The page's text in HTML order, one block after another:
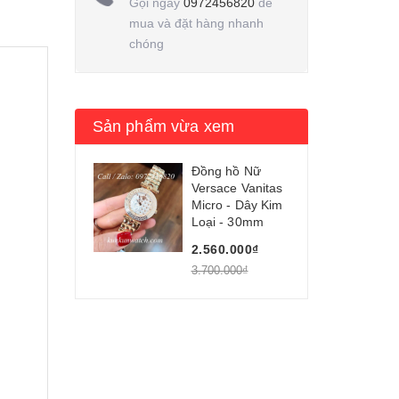
mua và đặt hàng nhanh
chóng
Sản phẩm vừa xem
Đồng hồ Nữ
Versace Vanitas
Micro - Dây Kim
Loại - 30mm
2.560.000₫
3.700.000₫